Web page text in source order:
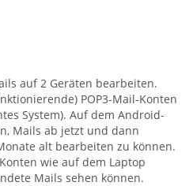
auf 2 Geräten bearbeiten.
POP3-Mail-Konten
System). Auf dem Android-
Mails ab jetzt und dann
alt bearbeiten zu können.
wie auf dem Laptop
Mails sehen können.